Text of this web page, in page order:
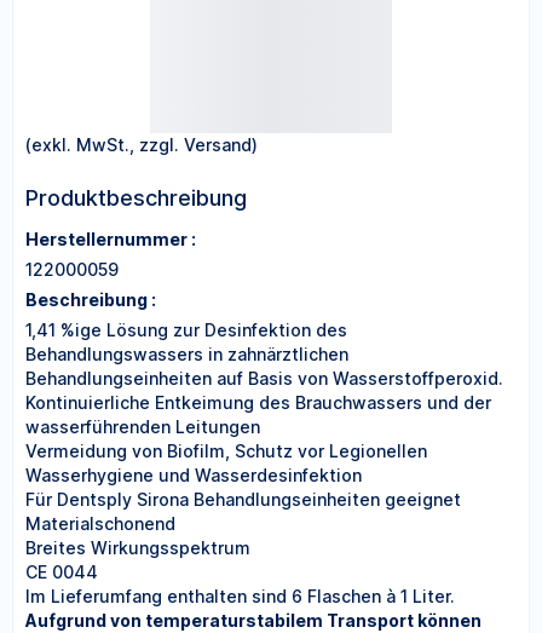
(exkl. MwSt., zzgl. Versand)
Produktbeschreibung
Herstellernummer :
122000059
Beschreibung :
1,41 %ige Lösung zur Desinfektion des
Behandlungswassers in zahnärztlichen
Behandlungseinheiten auf Basis von Wasserstoffperoxid.
Kontinuierliche Entkeimung des Brauchwassers und der
wasserführenden Leitungen
Vermeidung von Biofilm, Schutz vor Legionellen
Wasserhygiene und Wasserdesinfektion
Für Dentsply Sirona Behandlungseinheiten geeignet
Materialschonend
Breites Wirkungsspektrum
CE 0044
Im Lieferumfang enthalten sind 6 Flaschen à 1 Liter.
Aufgrund von temperaturstabilem Transport können